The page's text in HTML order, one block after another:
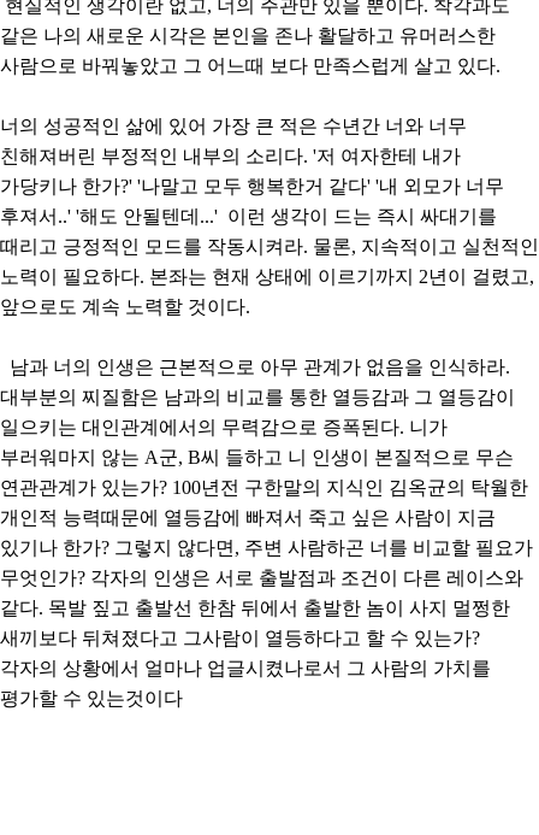
현실적인 생각이란 없고, 너의 주관만 있을 뿐이다. 착각과도
같은 나의 새로운 시각은 본인을 존나 활달하고 유머러스한
사람으로 바꿔놓았고 그 어느때 보다 만족스럽게 살고 있다.
너의 성공적인 삶에 있어 가장 큰 적은 수년간 너와 너무
친해져버린 부정적인 내부의 소리다. '저 여자한테 내가
가당키나 한가?' '나말고 모두 행복한거 같다' '내 외모가 너무
후져서..' '해도 안될텐데...' 이런 생각이 드는 즉시 싸대기를
때리고 긍정적인 모드를 작동시켜라. 물론, 지속적이고 실천적인
노력이 필요하다. 본좌는 현재 상태에 이르기까지 2년이 걸렸고,
앞으로도 계속 노력할 것이다.
남과 너의 인생은 근본적으로 아무 관계가 없음을 인식하라.
대부분의 찌질함은 남과의 비교를 통한 열등감과 그 열등감이
일으키는 대인관계에서의 무력감으로 증폭된다. 니가
부러워마지 않는 A군, B씨 들하고 니 인생이 본질적으로 무슨
연관관계가 있는가? 100년전 구한말의 지식인 김옥균의 탁월한
개인적 능력때문에 열등감에 빠져서 죽고 싶은 사람이 지금
있기나 한가? 그렇지 않다면, 주변 사람하곤 너를 비교할 필요가
무엇인가? 각자의 인생은 서로 출발점과 조건이 다른 레이스와
같다. 목발 짚고 출발선 한참 뒤에서 출발한 놈이 사지 멀쩡한
새끼보다 뒤쳐졌다고 그사람이 열등하다고 할 수 있는가?
각자의 상황에서 얼마나 업글시켰나로서 그 사람의 가치를
평가할 수 있는것이다